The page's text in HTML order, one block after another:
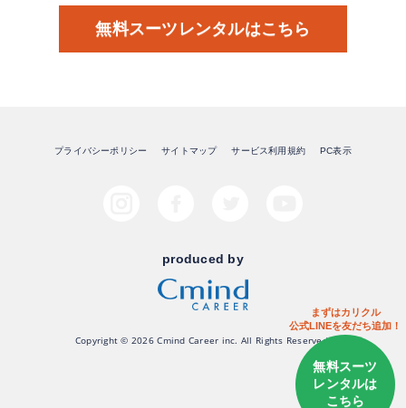
無料スーツレンタルはこちら
プライバシーポリシー サイトマップ サービス利用規約 PC表示
produced by
Copyright © 2026 Cmind Career inc. All Rights Reserved.
まずはカリクル
公式LINEを友だち追加！
無料スーツ
レンタルは
こちら